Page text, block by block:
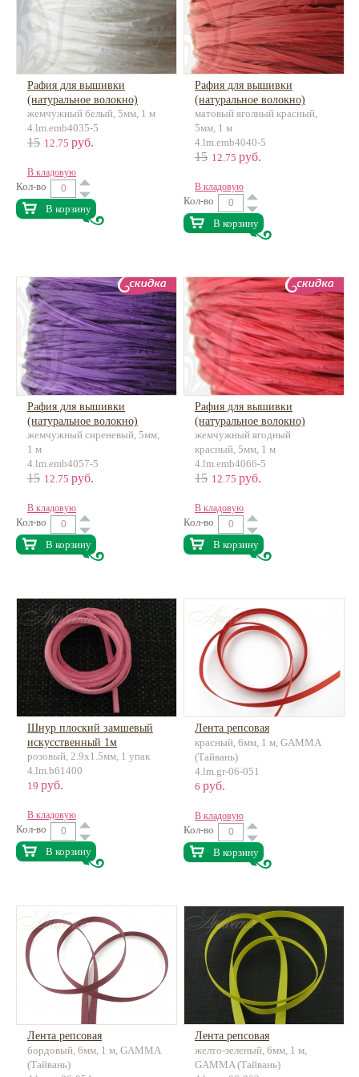
Рафия для вышивки
(натуральное волокно)
жемчужный белый, 5мм, 1 м
4.lm.emb4035-5
15 12.75 руб.
В кладовую
Кол-во
В корзину
Рафия для вышивки
(натуральное волокно)
матовый яголный красный,
5мм, 1 м
4.lm.emb4040-5
15 12.75 руб.
В кладовую
Кол-во
В корзину
Рафия для вышивки
(натуральное волокно)
жемчужный сиреневый, 5мм,
1 м
4.lm.emb4057-5
15 12.75 руб.
В кладовую
Кол-во
В корзину
Рафия для вышивки
(натуральное волокно)
жемчужный ягодный
красный, 5мм, 1 м
4.lm.emb4066-5
15 12.75 руб.
В кладовую
Кол-во
В корзину
Шнур плоский замшевый
искусственный 1м
розовый, 2.9х1.5мм, 1 упак
4.lm.b61400
19 руб.
В кладовую
Кол-во
В корзину
Лента репсовая
красный, 6мм, 1 м, GAMMA
(Тайвань)
4.lm.gr-06-051
6 руб.
В кладовую
Кол-во
В корзину
Лента репсовая
бордовый, 6мм, 1 м, GAMMA
(Тайвань)
Лента репсовая
желто-зеленый, 6мм, 1 м,
GAMMA (Тайвань)